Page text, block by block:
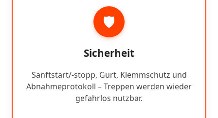
🛡️
Sicherheit
Sanftstart/-stopp, Gurt, Klemmschutz und
Abnahmeprotokoll – Treppen werden wieder
gefahrlos nutzbar.